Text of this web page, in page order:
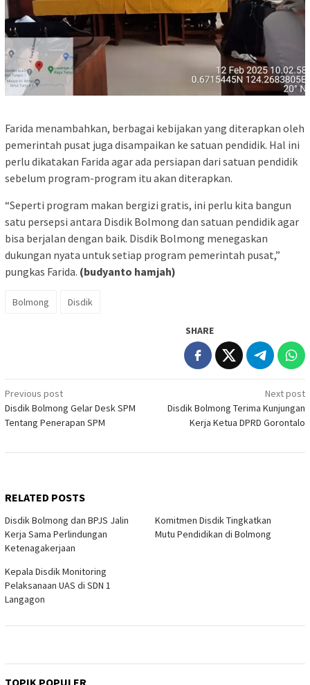
Farida menambahkan, berbagai kebijakan yang diterapkan oleh
pemerintah pusat juga disampaikan ke satuan pendidik. Hal ini
perlu dikatakan Farida agar ada persiapan dari satuan pendidik
sebelum program-program itu akan diterapkan.
“Seperti program makan bergizi gratis, ini perlu kita bangun
satu persepsi antara Disdik Bolmong dan satuan pendidik agar
bisa berjalan dengan baik. Disdik Bolmong menegaskan
dukungan nyata untuk setiap program pemerintah pusat,”
pungkas Farida. (budyanto hamjah)
Bolmong Disdik
SHARE
Post
navigation
Previous post
Disdik Bolmong Gelar Desk SPM
Tentang Penerapan SPM
Next post
Disdik Bolmong Terima Kunjungan
Kerja Ketua DPRD Gorontalo
RELATED POSTS
Disdik Bolmong dan BPJS Jalin
Kerja Sama Perlindungan
Ketenagakerjaan
Komitmen Disdik Tingkatkan
Mutu Pendidikan di Bolmong
Kepala Disdik Monitoring
Pelaksanaan UAS di SDN 1
Langagon
TOPIK POPULER